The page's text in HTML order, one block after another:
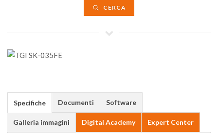
CERCA
Specifiche Documenti Software
Galleria immagini Digital Academy Expert Center